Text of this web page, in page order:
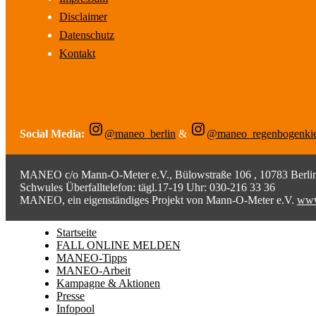
Disclaimer
Datenschutz
Kontakt
Social Media: @maneo_berlin &
MANEO c/o Mann-O-Meter e.V., Bülowstraße 106 , 10783
Schwules Überfalltelefon: tägl.17-19 Uhr: 030-216 33 36
MANEO, ein eigenständiges Projekt von Mann-O-Meter e.V.
Startseite
FALL ONLINE MELDEN
MANEO-Tipps
MANEO-Arbeit
Kampagne & Aktionen
Presse
Infopool